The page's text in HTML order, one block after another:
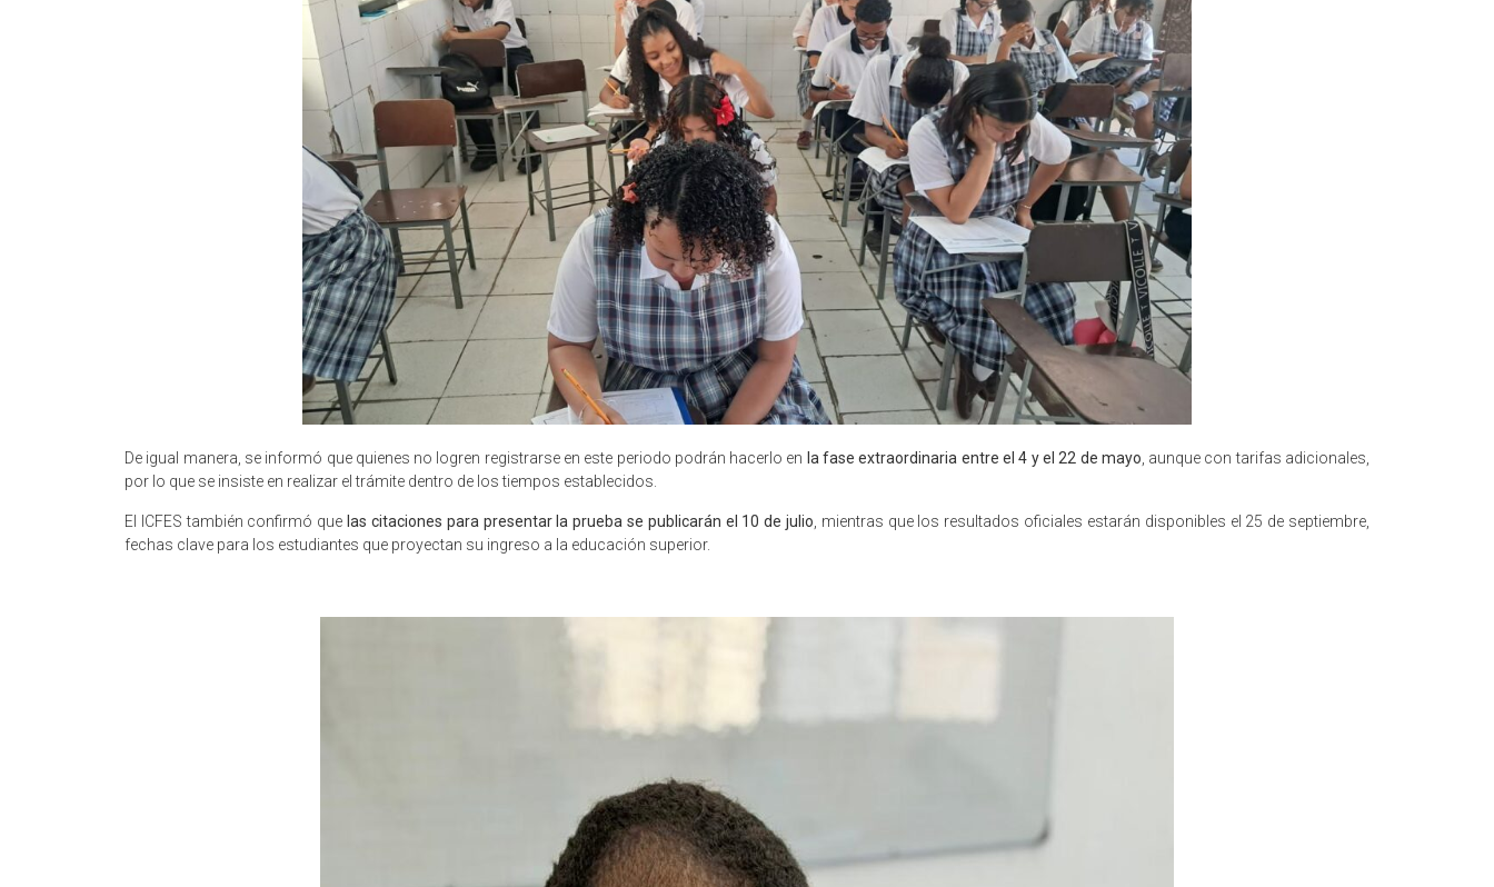
De igual manera, se informó que quienes no logren registrarse en este periodo podrán hacerlo en la fase extraordinaria entre el 4 y el 22 de mayo, aunque con tarifas adicionales,
por lo que se insiste en realizar el trámite dentro de los tiempos establecidos.
El ICFES también confirmó que las citaciones para presentar la prueba se publicarán el 10 de julio , mientras que los resultados oficiales estarán disponibles el 25 de septiembre,
fechas clave para los estudiantes que proyectan su ingreso a la educación superior.